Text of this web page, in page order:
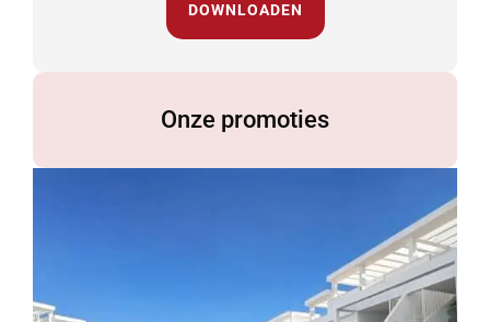
DOWNLOADEN
Onze promoties